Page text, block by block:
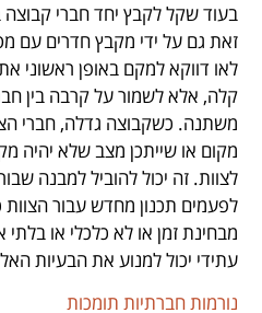
בעוד שקל לקבץ יחד חברי
זאת גם על ידי מקבץ חדרים עם
לאו דווקא למקם באופן ראשוני
קלה, אלא לשמור על קרבה בין
משתנה. כשקבוצה גדלה, חברי
מקום או שייתכן מצב שלא יהיה
לצוות. זה יכול להוביל למבנה
לפעמים תכנון מחדש עבור הצוות
מבחינת זמן או לא כלכלי או בלתי
עתידי יכול למנוע את הבעיות
נורמות חברתיות תומכות